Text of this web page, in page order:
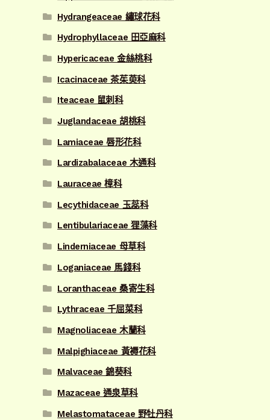
Hydrangeaceae 繡球花科
Hydrophyllaceae 田亞麻科
Hypericaceae 金絲桃科
Icacinaceae 茶茱萸科
Iteaceae 鼠刺科
Juglandaceae 胡桃科
Lamiaceae 唇形花科
Lardizabalaceae 木通科
Lauraceae 樟科
Lecythidaceae 玉蕊科
Lentibulariaceae 狸藻科
Linderniaceae 母草科
Loganiaceae 馬錢科
Loranthaceae 桑寄生科
Lythraceae 千屈菜科
Magnoliaceae 木蘭科
Malpighiaceae 黃褥花科
Malvaceae 錦葵科
Mazaceae 通泉草科
Melastomataceae 野牡丹科